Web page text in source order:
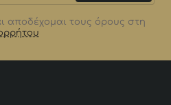
αποδέχομαι τους όρους στη